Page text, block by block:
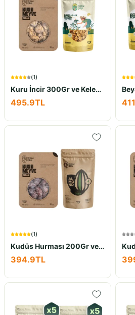
(1)
Kuru İncir 300Gr ve Kelebek Ceviz İçi 500Gr İkili Set
495.9TL
(1)
Kudüs Hurması 200Gr ve Çiğ Badem 400Gr İkili Set
394.9TL